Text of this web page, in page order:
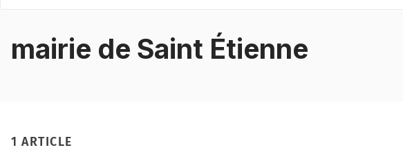
mairie de Saint Étienne
1 ARTICLE